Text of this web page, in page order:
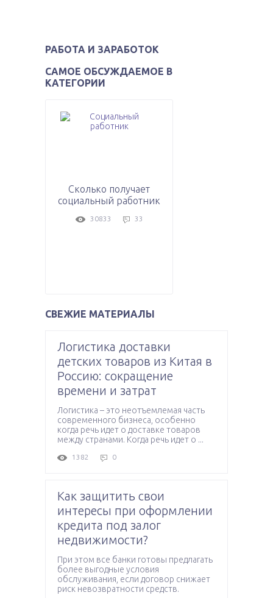
РАБОТА И ЗАРАБОТОК
САМОЕ ОБСУЖДАЕМОЕ В
КАТЕГОРИИ
Сколько получает
социальный работник
30833 33
СВЕЖИЕ МАТЕРИАЛЫ
Логистика доставки
детских товаров из Китая в
Россию: сокращение
времени и затрат
Логистика – это неотъемлемая часть
современного бизнеса, особенно
когда речь идет о доставке товаров
между странами. Когда речь идет о ...
1382 0
Как защитить свои
интересы при оформлении
кредита под залог
недвижимости?
При этом все банки готовы предлагать
более выгодные условия
обслуживания, если договор снижает
риск невозвратности средств.